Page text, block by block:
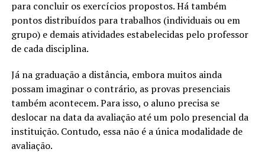
para concluir os exercícios propostos. Há também
pontos distribuídos para trabalhos (individuais ou em
grupo) e demais atividades estabelecidas pelo professor
de cada disciplina.
Já na graduação a distância, embora muitos ainda
possam imaginar o contrário, as provas presenciais
também acontecem. Para isso, o aluno precisa se
deslocar na data da avaliação até um polo presencial da
instituição. Contudo, essa não é a única modalidade de
avaliação.